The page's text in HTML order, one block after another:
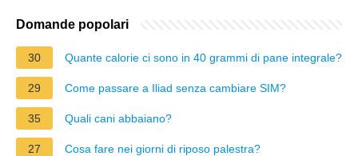
Domande popolari
30 Quante calorie ci sono in 40 grammi di pane integrale?
29 Come passare a Iliad senza cambiare SIM?
35 Quali cani abbaiano?
27 Cosa fare nei giorni di riposo palestra?